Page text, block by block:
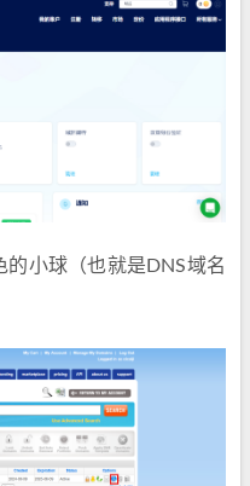
小球（也就是DNS域名